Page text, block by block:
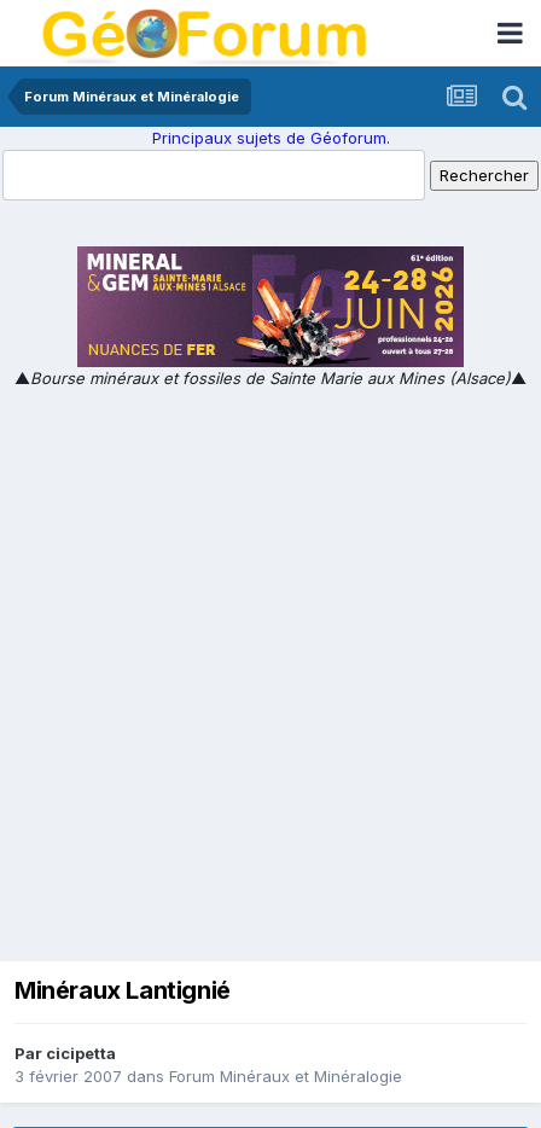
Forum Minéraux et Minéralogie
Principaux sujets de Géoforum.
▲Bourse minéraux et fossiles de Sainte Marie aux Mines (Alsace)▲
Minéraux Lantignié
Par cicipetta
3 février 2007 dans Forum Minéraux et Minéralogie